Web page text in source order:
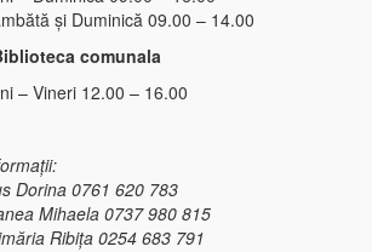
și Duminică 09.00 – 14.00
comunala
– Vineri 12.00 – 16.00
Dorina 0761 620 783
Mihaela 0737 980 815
Ribița 0254 683 791